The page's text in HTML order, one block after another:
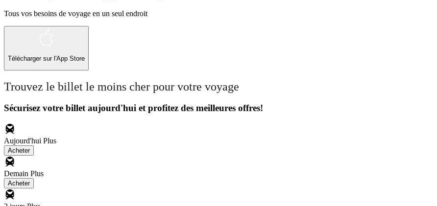
Tous vos besoins de voyage en un seul endroit
Télécharger sur l'App Store
Trouvez le billet le moins cher pour votre voyage
Sécurisez votre billet aujourd'hui et profitez des meilleures offres!
Aujourd'hui Plus
Acheter
Demain Plus
Acheter